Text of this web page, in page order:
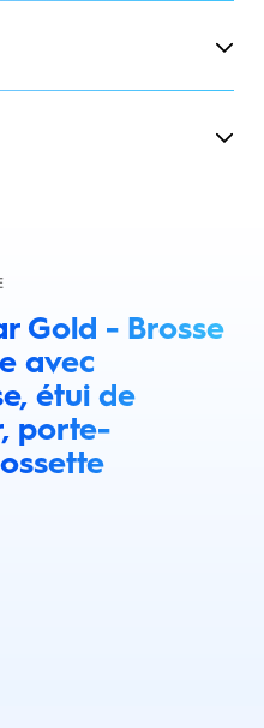
Gold - Brosse
avec
étui de
porte-